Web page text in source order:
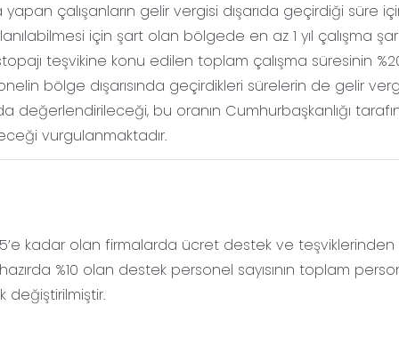
çalışanların gelir vergisi dışarıda geçirdiği süre
için şart olan bölgede en az 1 yıl çalışma
stopajı teşvikine konu edilen toplam çalışma süresinin
bölge dışarısında geçirdikleri sürelerin de gelir
değerlendirileceği, bu oranın Cumhurbaşkanlığı
vurgulanmaktadır.
kadar olan firmalarda ücret destek ve teşviklerinden
%10 olan destek personel sayısının toplam
değiştirilmiştir.